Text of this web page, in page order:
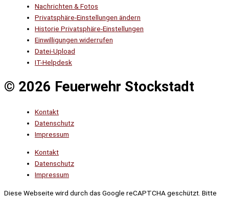
Nachrichten & Fotos
Privatsphäre-Einstellungen ändern
Historie Privatsphäre-Einstellungen
Einwilligungen widerrufen
Datei-Upload
IT-Helpdesk
© 2026 Feuerwehr Stockstadt
Kontakt
Datenschutz
Impressum
Kontakt
Datenschutz
Impressum
Diese Webseite wird durch das Google reCAPTCHA geschützt. Bitte